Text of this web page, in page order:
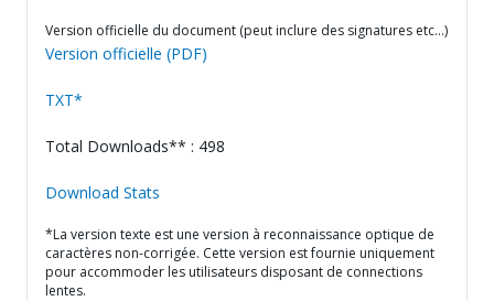
Version officielle du document (peut inclure des signatures etc…)
Version officielle (PDF)
TXT*
Total Downloads** : 498
Download Stats
*La version texte est une version à reconnaissance optique de
caractères non-corrigée. Cette version est fournie uniquement
pour accommoder les utilisateurs disposant de connections
lentes.